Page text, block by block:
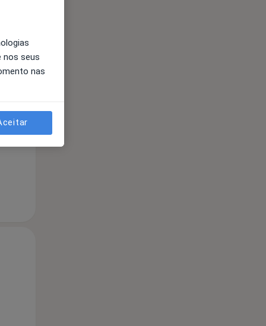
nos seus
nas